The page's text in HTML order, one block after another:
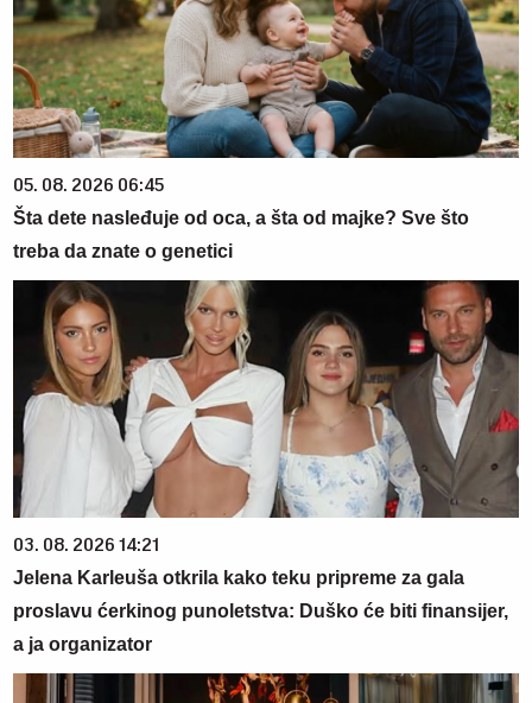
05. 08. 2026 06:45
Šta dete nasleđuje od oca, a šta od majke? Sve što
treba da znate o genetici
03. 08. 2026 14:21
Jelena Karleuša otkrila kako teku pripreme za gala
proslavu ćerkinog punoletstva: Duško će biti finansijer,
a ja organizator